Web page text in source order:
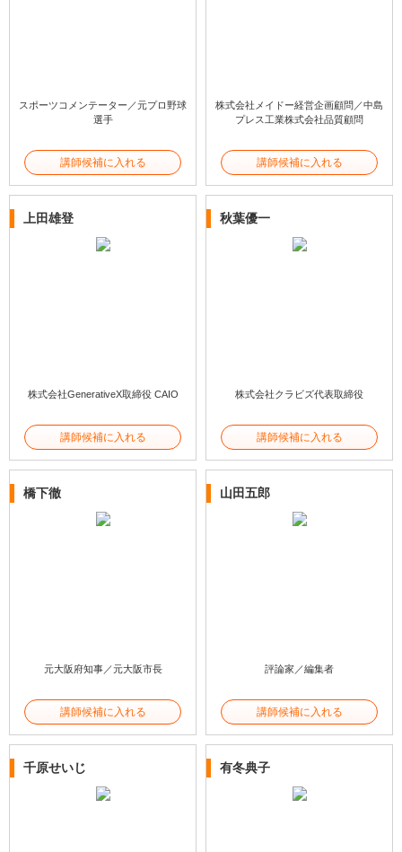
スポーツコメンテーター／元プロ野球
選手
講師候補に入れる
株式会社メイドー経営企画顧問／中島
プレス工業株式会社品質顧問
講師候補に入れる
上田雄登
株式会社GenerativeX取締役 CAIO
講師候補に入れる
秋葉優一
株式会社クラビズ代表取締役
講師候補に入れる
橋下徹
元大阪府知事／元大阪市長
講師候補に入れる
山田五郎
評論家／編集者
講師候補に入れる
千原せいじ 有冬典子